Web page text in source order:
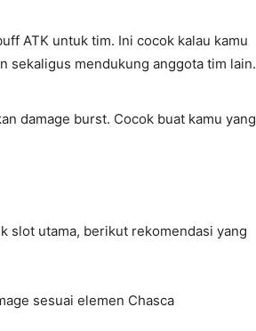
ATK untuk tim. Ini cocok kalau kamu
sekaligus mendukung anggota tim lain.
damage burst. Cocok buat kamu yang
slot utama, berikut rekomendasi yang
sesuai elemen Chasca